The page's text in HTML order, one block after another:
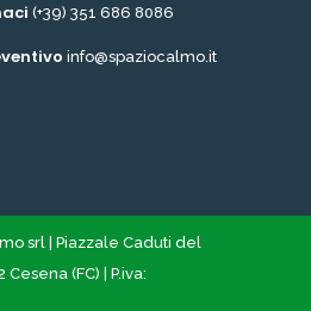
(+39) 351 686 8086
info@spaziocalmo.it
srl | Piazzale Caduti del
Cesena (FC) | P.iva: